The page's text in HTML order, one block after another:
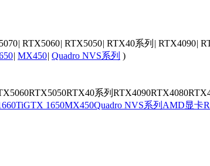
| RTX5060| RTX5050| RTX40系列 | RTX4090|
| MX450| Quadro NVS系列 )
RTX5050RTX40系列 RTX4090RTX4080
GTX 1650MX450Quadro NVS系列 AMD显卡